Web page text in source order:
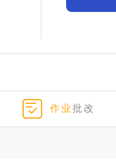
作业 批改